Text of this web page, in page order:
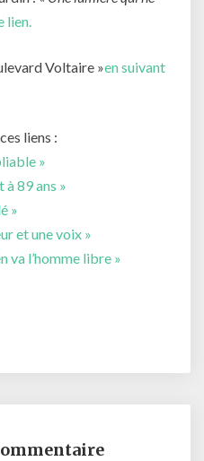
lien.
Voltaire »en suivant
liens :
»
89 ans »
»
et une voix »
va l’homme libre »